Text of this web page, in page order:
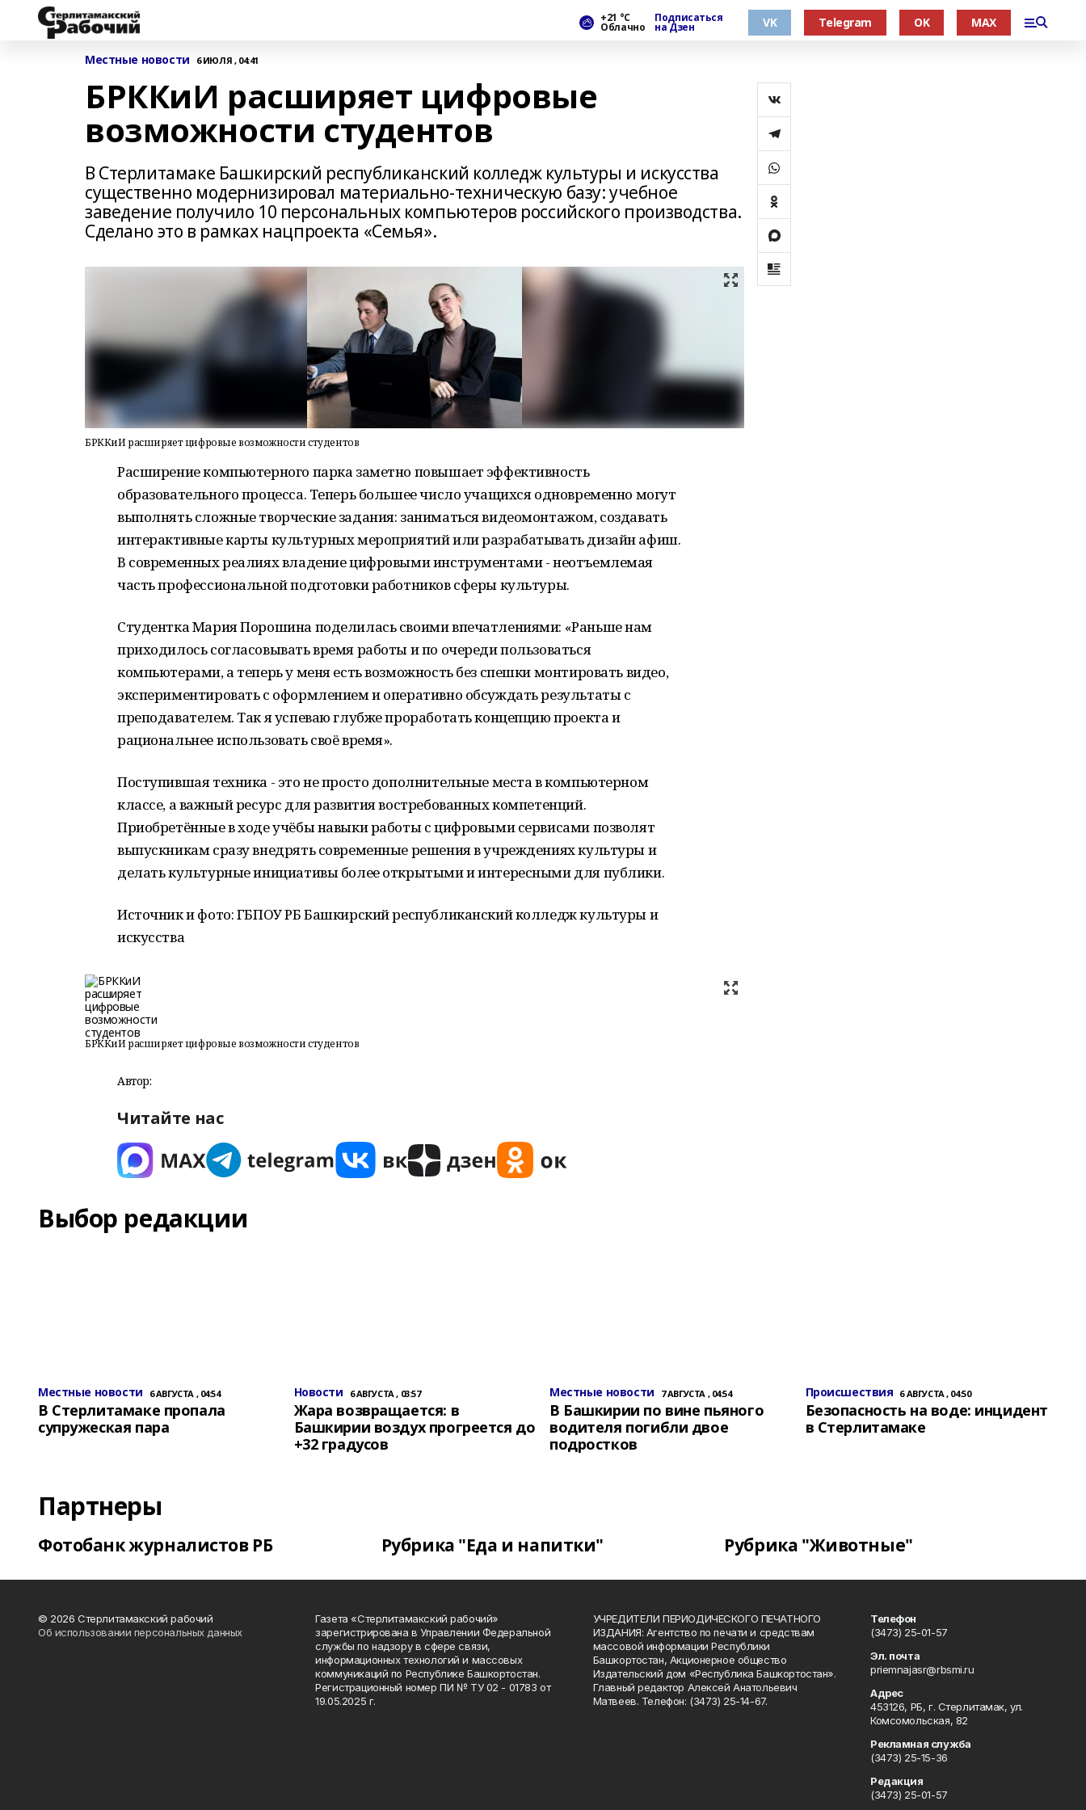
+21 °С
Облачно
Подписаться
на Дзен VK Telegram OK MAX
Местные новости 6 ИЮЛЯ , 04:41
БРККиИ расширяет цифровые
возможности студентов
В Стерлитамаке Башкирский республиканский колледж культуры и искусства
существенно модернизировал материально‑техническую базу: учебное
заведение получило 10 персональных компьютеров российского производства.
Сделано это в рамках нацпроекта «Семья».
БРККиИ расширяет цифровые возможности студентов
Расширение компьютерного парка заметно повышает эффективность
образовательного процесса. Теперь большее число учащихся одновременно могут
выполнять сложные творческие задания: заниматься видеомонтажом, создавать
интерактивные карты культурных мероприятий или разрабатывать дизайн афиш.
В современных реалиях владение цифровыми инструментами - неотъемлемая
часть профессиональной подготовки работников сферы культуры.
Студентка Мария Порошина поделилась своими впечатлениями: «Раньше нам
приходилось согласовывать время работы и по очереди пользоваться
компьютерами, а теперь у меня есть возможность без спешки монтировать видео,
экспериментировать с оформлением и оперативно обсуждать результаты с
преподавателем. Так я успеваю глубже проработать концепцию проекта и
рациональнее использовать своё время».
Поступившая техника - это не просто дополнительные места в компьютерном
классе, а важный ресурс для развития востребованных компетенций.
Приобретённые в ходе учёбы навыки работы с цифровыми сервисами позволят
выпускникам сразу внедрять современные решения в учреждениях культуры и
делать культурные инициативы более открытыми и интересными для публики.
Источник и фото: ГБПОУ РБ Башкирский республиканский колледж культуры и
искусства
БРККиИ расширяет цифровые возможности студентов
Автор:
Читайте нас
Выбор редакции
Местные новости 6 АВГУСТА , 04:54
В Стерлитамаке пропала
супружеская пара
Новости 6 АВГУСТА , 03:57
Жара возвращается: в
Башкирии воздух прогреется до
+32 градусов
Местные новости 7 АВГУСТА , 04:54
В Башкирии по вине пьяного
водителя погибли двое
подростков
Происшествия 6 АВГУСТА , 04:50
Безопасность на воде: инцидент
в Стерлитамаке
Партнеры
Фотобанк журналистов РБ Рубрика "Еда и напитки" Рубрика "Животные"
© 2026 Стерлитамакский рабочий
Об использовании персональных данных
Газета «Стерлитамакский рабочий»
зарегистрирована в Управлении Федеральной
службы по надзору в сфере связи,
информационных технологий и массовых
коммуникаций по Республике Башкортостан.
Регистрационный номер ПИ № ТУ 02 - 01783 от
19.05.2025 г.
УЧРЕДИТЕЛИ ПЕРИОДИЧЕСКОГО ПЕЧАТНОГО
ИЗДАНИЯ: Агентство по печати и средствам
массовой информации Республики
Башкортостан, Акционерное общество
Издательский дом «Республика Башкортостан».
Главный редактор Алексей Анатольевич
Матвеев. Телефон: (3473) 25-14-67.
Телефон
(3473) 25-01-57
Эл. почта
priemnajasr@rbsmi.ru
Адрес
453126, РБ, г. Стерлитамак, ул.
Комсомольская, 82
Рекламная служба
(3473) 25-15-36
Редакция
(3473) 25-01-57